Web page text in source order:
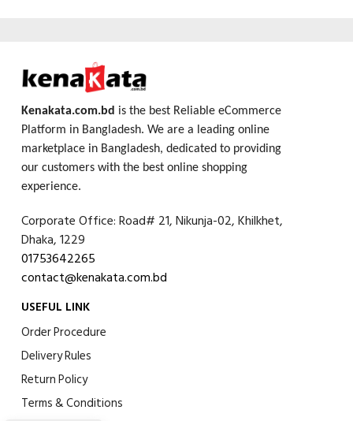
Kenakata.com.bd is the best Reliable eCommerce
Platform in Bangladesh. We are a leading online
marketplace in Bangladesh, dedicated to providing
our customers with the best online shopping
experience.
Corporate Office: Road# 21, Nikunja-02, Khilkhet,
Dhaka, 1229
01753642265
contact@kenakata.com.bd
USEFUL LINK
Order Procedure
Delivery Rules
Return Policy
Terms & Conditions